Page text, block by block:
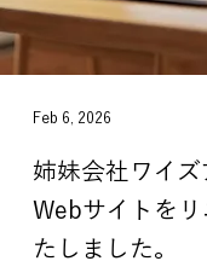
Feb 6, 2026
姉妹会社ワイズ
Webサイトを
たしました。